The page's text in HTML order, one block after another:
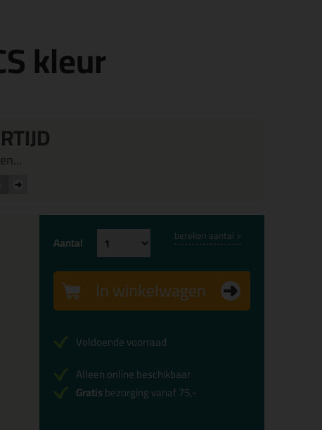
kleur
Aantal bereken aantal >
In winkelwagen
Voldoende voorraad
Alleen online beschikbaar
Gratisbezorging vanaf 75,-